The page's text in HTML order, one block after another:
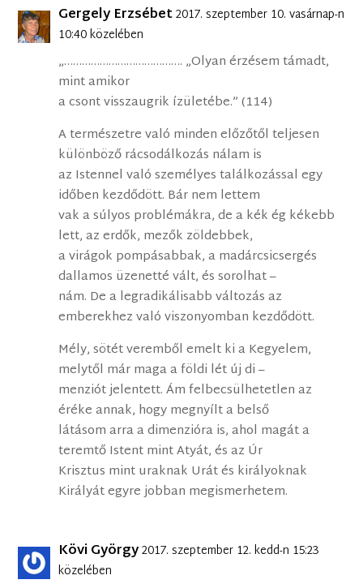
Gergely Erzsébet2017. szeptember 10. vasárnap-n
10:40 közelében
„…………………………………. „Olyan érzésem támadt,
mint amikor
a csont visszaugrik ízületébe.” (114)
A természetre való minden előzőtől teljesen
különböző rácsodálkozás nálam is
az Istennel való személyes találkozással egy
időben kezdődött. Bár nem lettem
vak a súlyos problémákra, de a kék ég kékebb
lett, az erdők, mezők zöldebbek,
a virágok pompásabbak, a madárcsicsergés
dallamos üzenetté vált, és sorolhat –
nám. De a legradikálisabb változás az
emberekhez való viszonyomban kezdődött.
Mély, sötét veremből emelt ki a Kegyelem,
melytől már maga a földi lét új di –
menziót jelentett. Ám felbecsülhetetlen az
éréke annak, hogy megnyílt a belső
látásom arra a dimenzióra is, ahol magát a
teremtő Istent mint Atyát, és az Úr
Krisztus mint uraknak Urát és királyoknak
Királyát egyre jobban megismerhetem.
Kövi György2017. szeptember 12. kedd-n 15:23
közelében